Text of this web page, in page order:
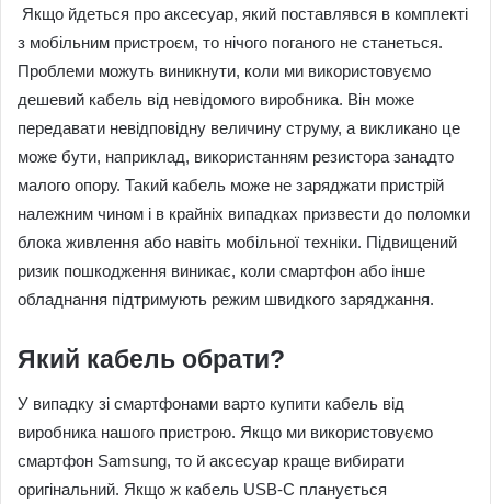
Якщо йдеться про аксесуар, який поставлявся в комплекті
з мобільним пристроєм, то нічого поганого не станеться.
Проблеми можуть виникнути, коли ми використовуємо
дешевий кабель від невідомого виробника. Він може
передавати невідповідну величину струму, а викликано це
може бути, наприклад, використанням резистора занадто
малого опору. Такий кабель може не заряджати пристрій
належним чином і в крайніх випадках призвести до поломки
блока живлення або навіть мобільної техніки. Підвищений
ризик пошкодження виникає, коли смартфон або інше
обладнання підтримують режим швидкого заряджання.
Який кабель обрати?
У випадку зі смартфонами варто купити кабель від
виробника нашого пристрою. Якщо ми використовуємо
смартфон Samsung, то й аксесуар краще вибирати
оригінальний. Якщо ж кабель USB-C планується